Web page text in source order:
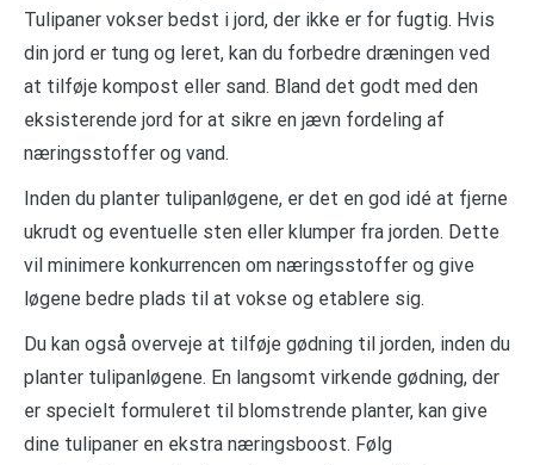
Tulipaner vokser bedst i jord, der ikke er for fugtig. Hvis
din jord er tung og leret, kan du forbedre dræningen ved
at tilføje kompost eller sand. Bland det godt med den
eksisterende jord for at sikre en jævn fordeling af
næringsstoffer og vand.
Inden du planter tulipanløgene, er det en god idé at fjerne
ukrudt og eventuelle sten eller klumper fra jorden. Dette
vil minimere konkurrencen om næringsstoffer og give
løgene bedre plads til at vokse og etablere sig.
Du kan også overveje at tilføje gødning til jorden, inden du
planter tulipanløgene. En langsomt virkende gødning, der
er specielt formuleret til blomstrende planter, kan give
dine tulipaner en ekstra næringsboost. Følg